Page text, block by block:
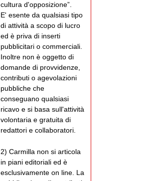
cultura d'opposizione”.
E' esente da qualsiasi tipo
di attività a scopo di lucro
ed è priva di inserti
pubblicitari o commerciali.
Inoltre non è oggetto di
domande di provvidenze,
contributi o agevolazioni
pubbliche che
conseguano qualsiasi
ricavo e si basa sull'attività
volontaria e gratuita di
redattori e collaboratori.
2) Carmilla non si articola
in piani editoriali ed è
esclusivamente on line. La